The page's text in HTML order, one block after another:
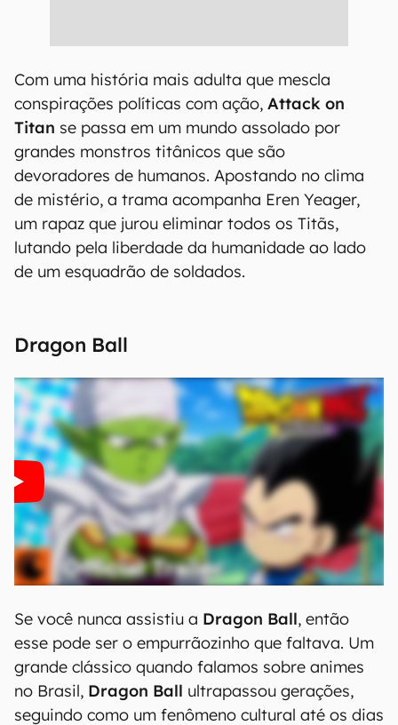
Com uma história mais adulta que mescla
conspirações políticas com ação, Attack on
Titan se passa em um mundo assolado por
grandes monstros titânicos que são
devoradores de humanos. Apostando no clima
de mistério, a trama acompanha Eren Yeager,
um rapaz que jurou eliminar todos os Titãs,
lutando pela liberdade da humanidade ao lado
de um esquadrão de soldados.
Dragon Ball
Se você nunca assistiu a Dragon Ball, então
esse pode ser o empurrãozinho que faltava. Um
grande clássico quando falamos sobre animes
no Brasil, Dragon Ball ultrapassou gerações,
seguindo como um fenômeno cultural até os dias